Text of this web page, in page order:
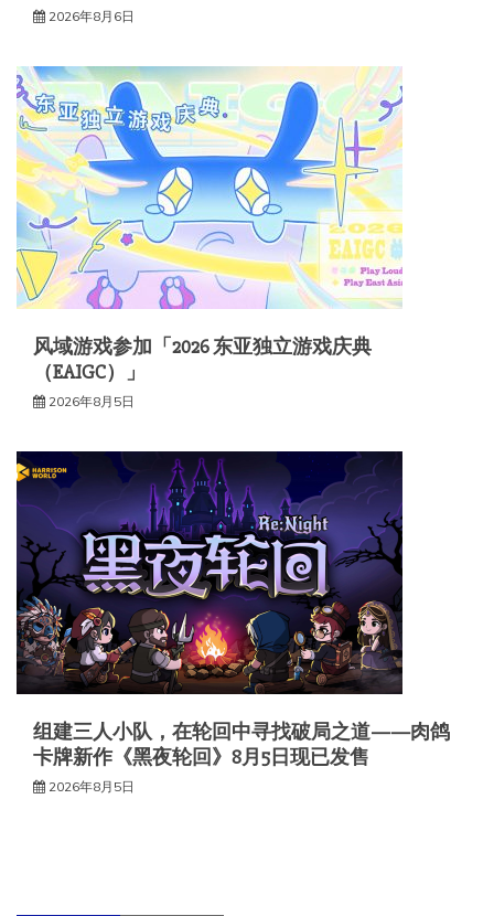
2026年8月6日
风域游戏参加「2026 东亚独立游戏庆典
（EAIGC）」
2026年8月5日
组建三人小队，在轮回中寻找破局之道——肉鸽
卡牌新作《黑夜轮回》8月5日现已发售
2026年8月5日